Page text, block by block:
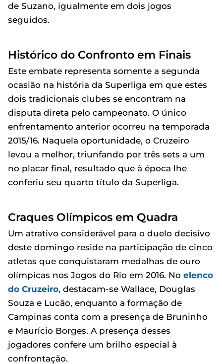
de Suzano, igualmente em dois jogos
seguidos.
Histórico do Confronto em Finais
Este embate representa somente a segunda
ocasião na história da Superliga em que estes
dois tradicionais clubes se encontram na
disputa direta pelo campeonato. O único
enfrentamento anterior ocorreu na temporada
2015/16. Naquela oportunidade, o Cruzeiro
levou a melhor, triunfando por três sets a um
no placar final, resultado que à época lhe
conferiu seu quarto título da Superliga.
Craques Olímpicos em Quadra
Um atrativo considerável para o duelo decisivo
deste domingo reside na participação de cinco
atletas que conquistaram medalhas de ouro
olímpicas nos Jogos do Rio em 2016. No elenco
do Cruzeiro, destacam-se Wallace, Douglas
Souza e Lucão, enquanto a formação de
Campinas conta com a presença de Bruninho
e Maurício Borges. A presença desses
jogadores confere um brilho especial à
confrontação.